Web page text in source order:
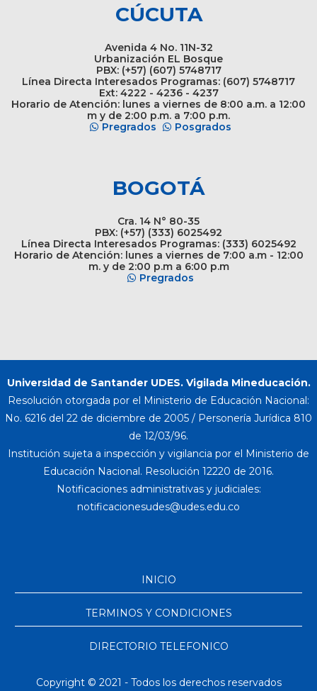
CÚCUTA
Avenida 4 No. 11N-32
Urbanización EL Bosque
PBX: (+57) (607) 5748717
Línea Directa Interesados Programas: (607) 5748717
Ext: 4222 - 4236 - 4237
Horario de Atención: lunes a viernes de 8:00 a.m. a 12:00
m y de 2:00 p.m. a 7:00 p.m.
Pregrados
Posgrados
BOGOTÁ
Cra. 14 N° 80-35
PBX: (+57) (333) 6025492
Línea Directa Interesados Programas: (333) 6025492
Horario de Atención: lunes a viernes de 7:00 a.m - 12:00
m. y de 2:00 p.m a 6:00 p.m
Pregrados
Universidad de Santander UDES. Vigilada Mineducación.
Resolución otorgada por el Ministerio de Educación Nacional:
No. 6216 del 22 de diciembre de 2005 / Personería Jurídica 810
de 12/03/96.
Institución sujeta a inspección y vigilancia por el Ministerio de
Educación Nacional. Resolución 12220 de 2016.
Notificaciones administrativas y judiciales:
INICIO
TERMINOS Y CONDICIONES
DIRECTORIO TELEFONICO
Copyright © 2021 - Todos los derechos reservados